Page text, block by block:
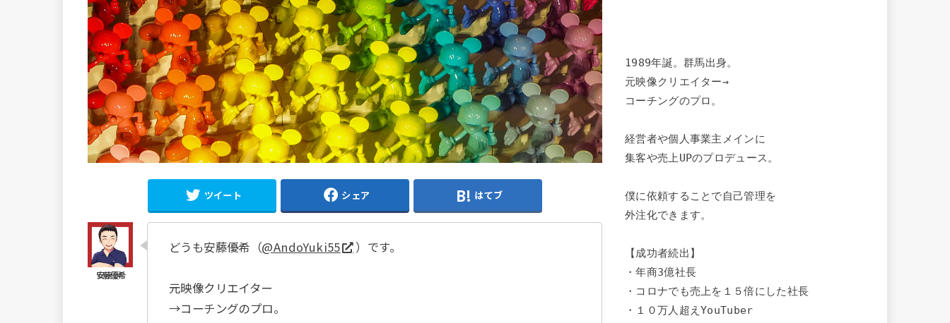
ツイート シェア はてブ
どうも安藤優希（@AndoYuki55 ）です。
元映像クリエイター
→コーチングのプロ。
1989年誕。群馬出身。
元映像クリエイター→
コーチングのプロ。
経営者や個人事業主メインに
集客や売上UPのプロデュース。
僕に依頼することで自己管理を
外注化できます。
【成功者続出】
・年商3億社長
・コロナでも売上を１５倍にした社長
・１０万人超えYouTuber